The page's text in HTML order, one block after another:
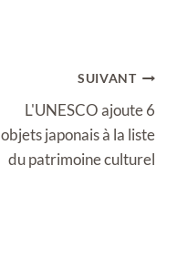
SUIVANT
L'UNESCO ajoute 6
objets japonais à la liste
du patrimoine culturel